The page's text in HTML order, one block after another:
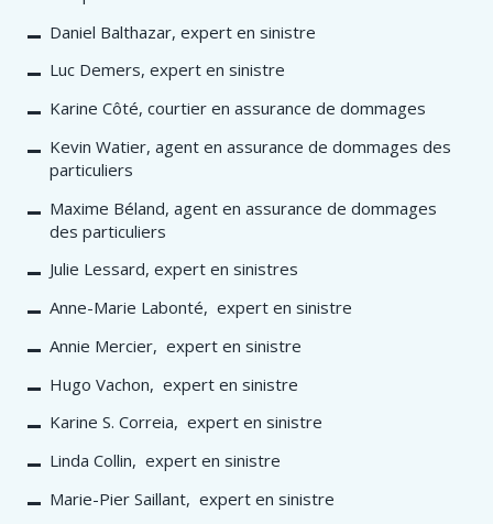
Daniel Balthazar, expert en sinistre
Luc Demers, expert en sinistre
Karine Côté, courtier en assurance de dommages
Kevin Watier, agent en assurance de dommages des
particuliers
Maxime Béland, agent en assurance de dommages
des particuliers
Julie Lessard, expert en sinistres
Anne-Marie Labonté, expert en sinistre
Annie Mercier, expert en sinistre
Hugo Vachon, expert en sinistre
Karine S. Correia, expert en sinistre
Linda Collin, expert en sinistre
Marie-Pier Saillant, expert en sinistre